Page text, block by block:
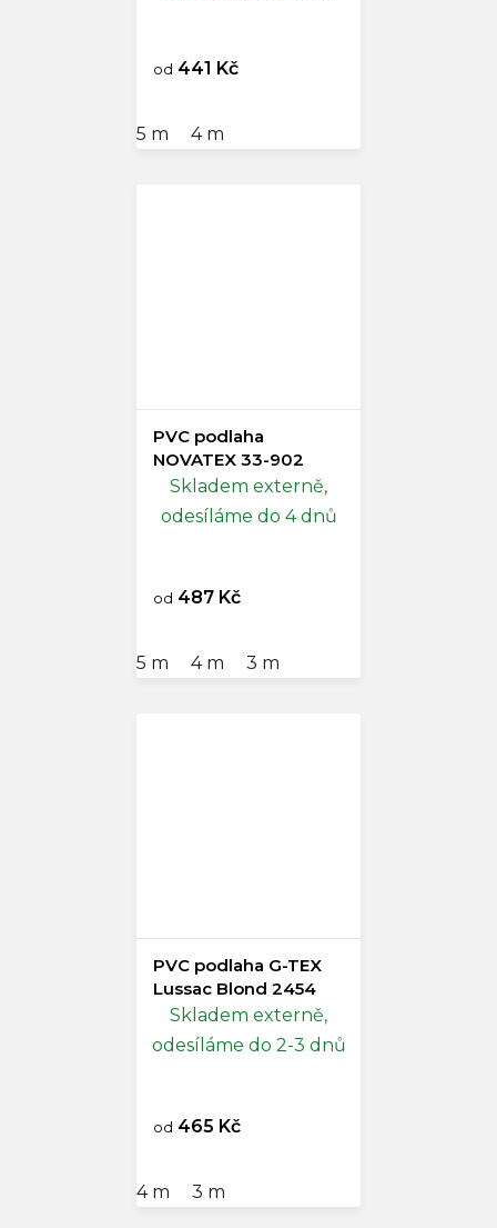
od 441 Kč
5 m 4 m
PVC podlaha
NOVATEX 33-902
Skladem externě,
odesíláme do 4 dnů
od 487 Kč
5 m 4 m 3 m
PVC podlaha G-TEX
Lussac Blond 2454
Skladem externě,
odesíláme do 2-3 dnů
od 465 Kč
4 m 3 m